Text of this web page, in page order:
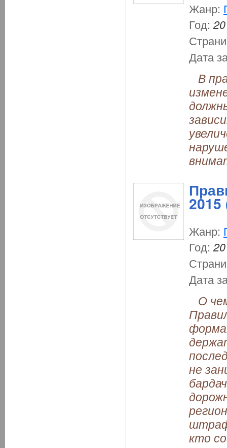
Жанр:
Год:
Дата
В
Жанр:
Год:
Дата
О
не
кто